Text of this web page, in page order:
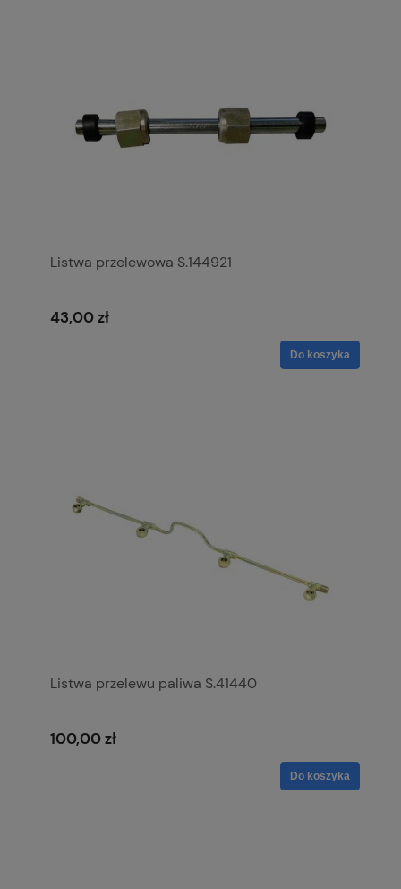
Listwa przelewowa S.144921
43,00 zł
Do koszyka
Listwa przelewu paliwa S.41440
100,00 zł
Do koszyka